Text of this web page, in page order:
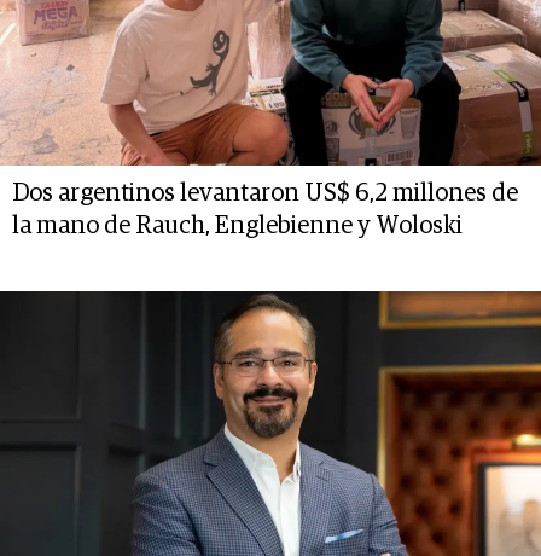
Dos argentinos levantaron US$ 6,2 millones de
la mano de Rauch, Englebienne y Woloski